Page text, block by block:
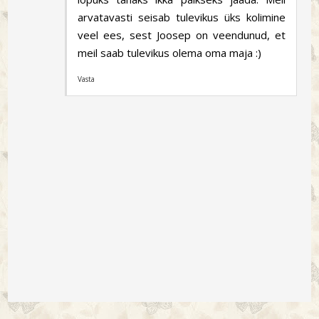
arvatavasti seisab tulevikus üks kolimine
veel ees, sest Joosep on veendunud, et
meil saab tulevikus olema oma maja :)
Vasta